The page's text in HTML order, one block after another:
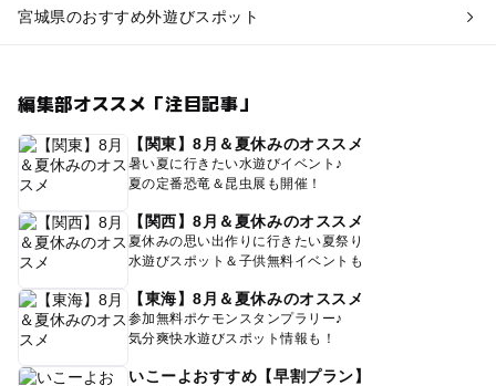
宮城県のおすすめ外遊びスポット
編集部オススメ「注目記事」
【関東】8月＆夏休みのオススメ
暑い夏に行きたい水遊びイベント♪
夏の定番恐竜＆昆虫展も開催！
【関西】8月＆夏休みのオススメ
夏休みの思い出作りに行きたい夏祭り
水遊びスポット＆子供無料イベントも
【東海】8月＆夏休みのオススメ
参加無料ポケモンスタンプラリー♪
気分爽快水遊びスポット情報も！
いこーよおすすめ【早割プラン】